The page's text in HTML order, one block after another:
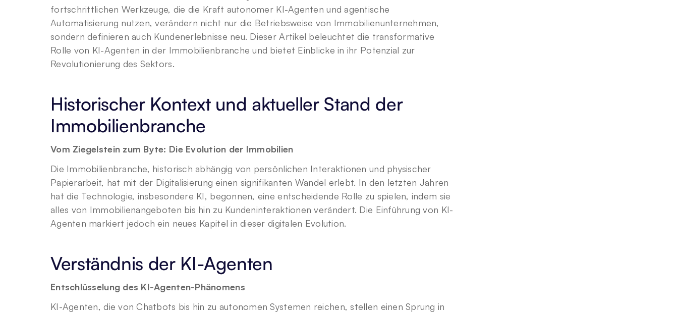
fortschrittlichen Werkzeuge, die die Kraft autonomer KI-Agenten und agentische
Automatisierung nutzen, verändern nicht nur die Betriebsweise von Immobilienunternehmen,
sondern definieren auch Kundenerlebnisse neu. Dieser Artikel beleuchtet die transformative
Rolle von KI-Agenten in der Immobilienbranche und bietet Einblicke in ihr Potenzial zur
Revolutionierung des Sektors.
Historischer Kontext und aktueller Stand der
Immobilienbranche
Vom Ziegelstein zum Byte: Die Evolution der Immobilien
Die Immobilienbranche, historisch abhängig von persönlichen Interaktionen und physischer
Papierarbeit, hat mit der Digitalisierung einen signifikanten Wandel erlebt. In den letzten Jahren
hat die Technologie, insbesondere KI, begonnen, eine entscheidende Rolle zu spielen, indem sie
alles von Immobilienangeboten bis hin zu Kundeninteraktionen verändert. Die Einführung von KI-
Agenten markiert jedoch ein neues Kapitel in dieser digitalen Evolution.
Verständnis der KI-Agenten
Entschlüsselung des KI-Agenten-Phänomens
KI-Agenten, die von Chatbots bis hin zu autonomen Systemen reichen, stellen einen Sprung in